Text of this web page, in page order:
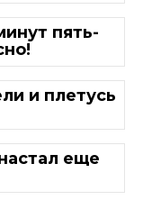
пять-
и плетусь
еще